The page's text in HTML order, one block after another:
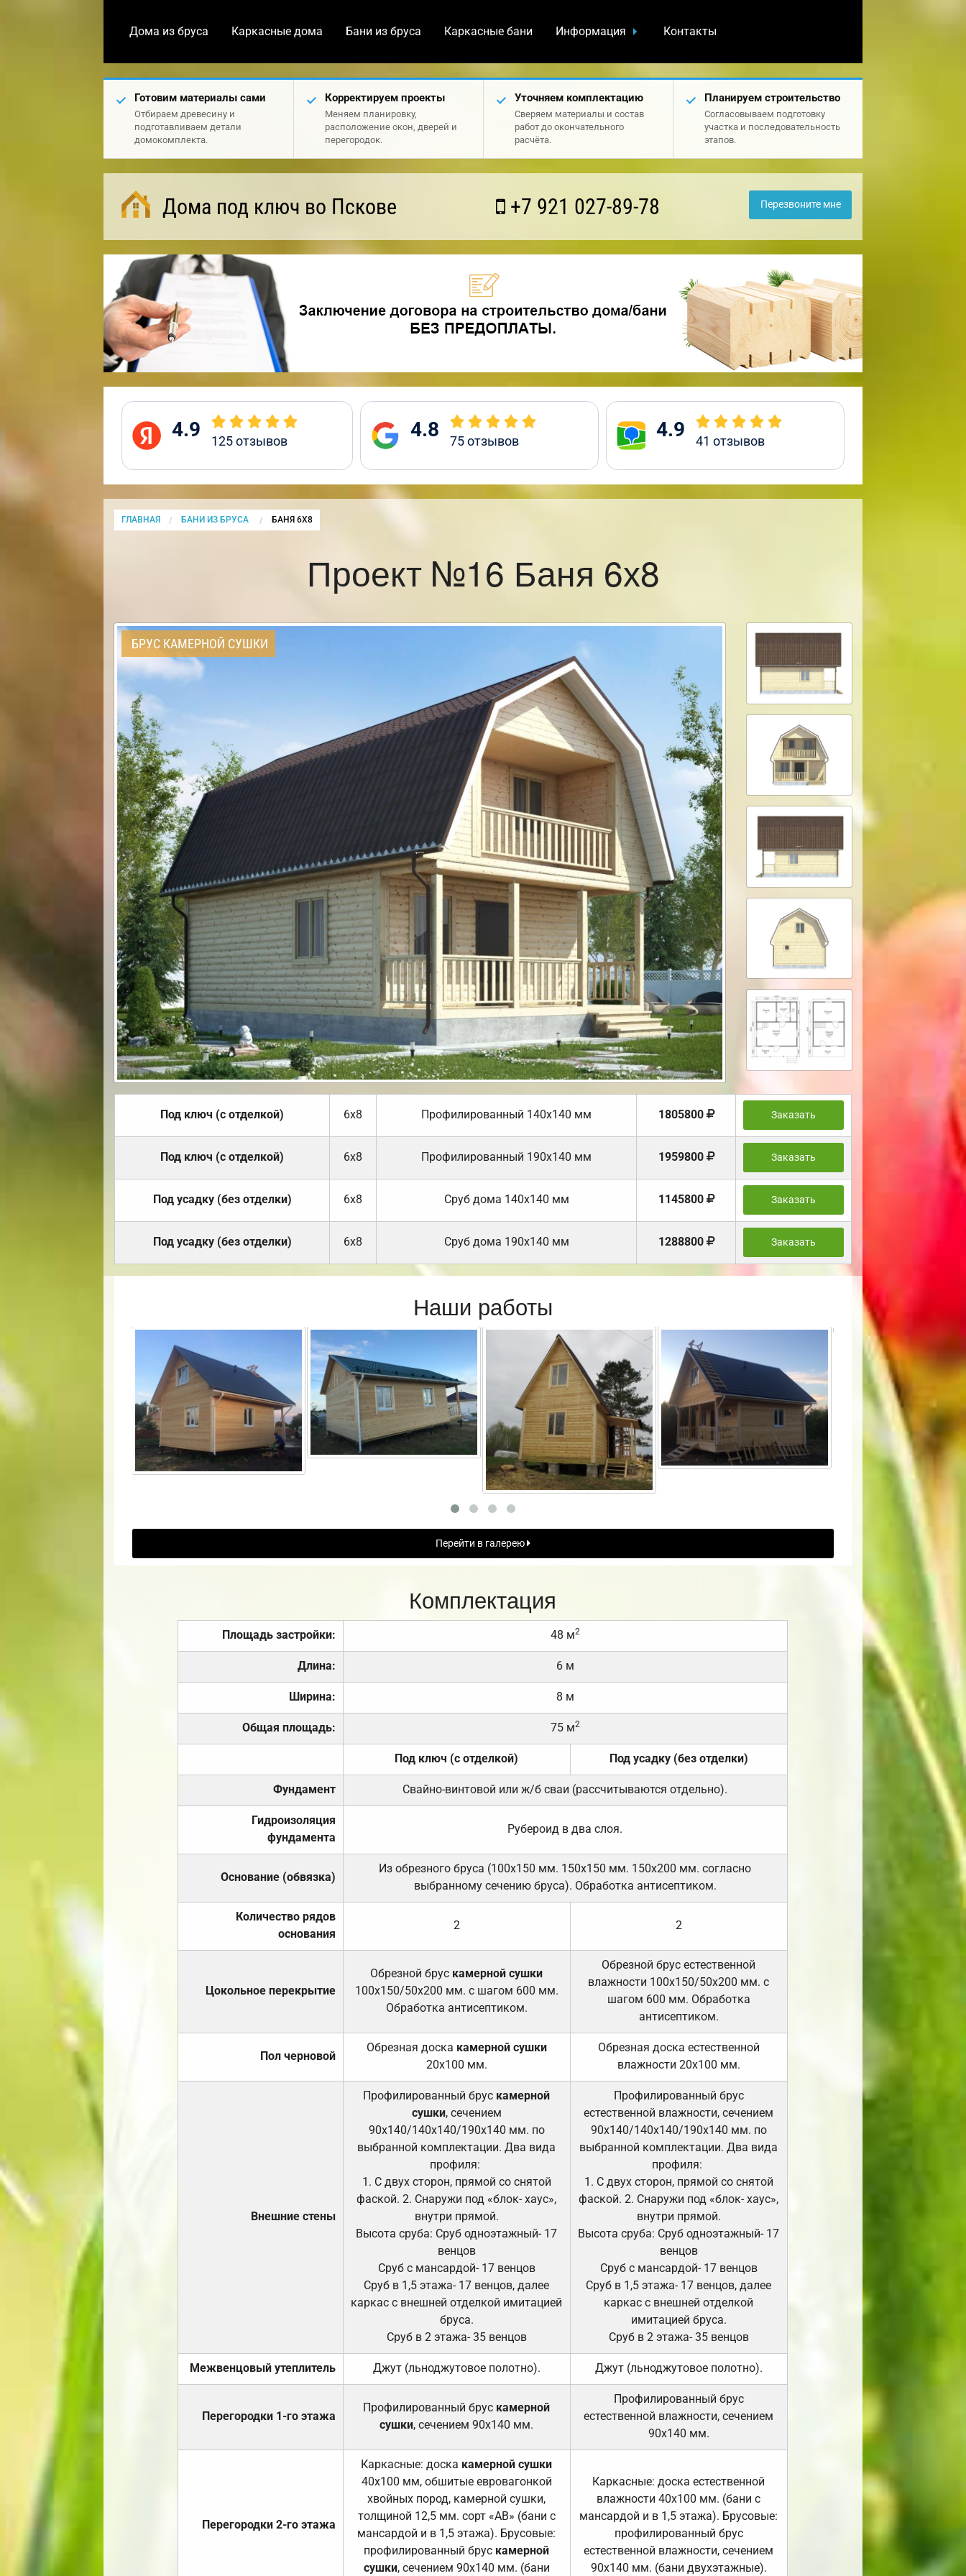
Дома из бруса Каркасные дома Бани из бруса Каркасные бани Информация Контакты
Готовим материалы сами
Отбираем древесину и
подготавливаем детали
домокомплекта.
Корректируем проекты
Меняем планировку,
расположение окон, дверей и
перегородок.
Уточняем комплектацию
Сверяем материалы и состав
работ до окончательного
расчёта.
Планируем строительство
Согласовываем подготовку
участка и последовательность
этапов.
Дома под ключ во Пскове +7 921 027-89-78 Перезвоните мне
4.9 125отзывов 4.8 75отзывов 4.9 41 отзывов
ГЛАВНАЯ БАНИ ИЗ БРУСА CURRENT:
БАНЯ 6Х8
Проект №16 Баня 6х8
БРУС КАМЕРНОЙ СУШКИ
Под ключ (с отделкой) 6х8 Профилированный 140х140 мм 1805800 Заказать
Под ключ (с отделкой) 6х8 Профилированный 190х140 мм 1959800 Заказать
Под усадку (без отделки) 6х8 Cруб дома 140х140 мм 1145800 Заказать
Под усадку (без отделки) 6х8 Cруб дома 190х140 мм 1288800 Заказать
Наши работы
Перейти в галерею
Комплектация
Площадь застройки: 48 м2
Длина: 6 м
Ширина: 8 м
Общая площадь: 75 м2
Под ключ (с отделкой) Под усадку (без отделки)
Фундамент Свайно-винтовой или ж/б сваи (рассчитываются отдельно).
Гидроизоляция
фундамента
Рубероид в два слоя.
Основание (обвязка)
Из обрезного бруса (100х150 мм. 150х150 мм. 150х200 мм. согласно
выбранному сечению бруса). Обработка антисептиком.
Количество рядов
основания
2 2
Цокольное перекрытие
Обрезной брус камерной сушки
100х150/50х200 мм. с шагом 600 мм.
Обработка антисептиком.
Обрезной брус естественной
влажности 100х150/50х200 мм. с
шагом 600 мм. Обработка
антисептиком.
Пол черновой
Обрезная доска камерной сушки
20х100 мм.
Обрезная доска естественной
влажности 20х100 мм.
Внешние стены
Профилированный брус камерной
сушки, сечением
90х140/140х140/190х140 мм. по
выбранной комплектации. Два вида
профиля:
1. С двух сторон, прямой со снятой
фаской. 2. Снаружи под «блок- хаус»,
внутри прямой.
Высота сруба: Сруб одноэтажный- 17
венцов
Сруб с мансардой- 17 венцов
Сруб в 1,5 этажа- 17 венцов, далее
каркас с внешней отделкой имитацией
бруса.
Сруб в 2 этажа- 35 венцов
Профилированный брус
естественной влажности, сечением
90х140/140х140/190х140 мм. по
выбранной комплектации. Два вида
профиля:
1. С двух сторон, прямой со снятой
фаской. 2. Снаружи под «блок- хаус»,
внутри прямой.
Высота сруба: Сруб одноэтажный- 17
венцов
Сруб с мансардой- 17 венцов
Сруб в 1,5 этажа- 17 венцов, далее
каркас с внешней отделкой
имитацией бруса.
Сруб в 2 этажа- 35 венцов
Межвенцовый утеплитель Джут (льноджутовое полотно). Джут (льноджутовое полотно).
Перегородки 1-го этажа
Профилированный брус камерной
сушки, сечением 90х140 мм.
Профилированный брус
естественной влажности, сечением
90х140 мм.
Перегородки 2-го этажа
Каркасные: доска камерной сушки
40х100 мм, обшитые евровагонкой
хвойных пород, камерной сушки,
толщиной 12,5 мм. сорт «АВ» (бани с
мансардой и в 1,5 этажа). Брусовые:
профилированный брус камерной
сушки, сечением 90х140 мм. (бани
Каркасные: доска естественной
влажности 40х100 мм. (бани с
мансардой и в 1,5 этажа). Брусовые:
профилированный брус
естественной влажности, сечением
90х140 мм. (бани двухэтажные).